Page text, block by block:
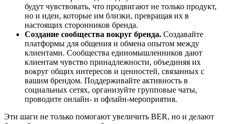
будут чувствовать, что продвигают не только продукт,
но и идеи, которые им близки, превращая их в
настоящих сторонников бренда.
Создание сообщества вокруг бренда. Создавайте
платформы для общения и обмена опытом между
клиентами. Сообщества единомышленников дают
клиентам чувство принадлежности, объединяя их
вокруг общих интересов и ценностей, связанных с
вашим брендом. Поддерживайте активность в
социальных сетях, организуйте групповые чаты,
проводите онлайн- и офлайн-мероприятия.
Эти шаги не только помогают увеличить BER, но и делают